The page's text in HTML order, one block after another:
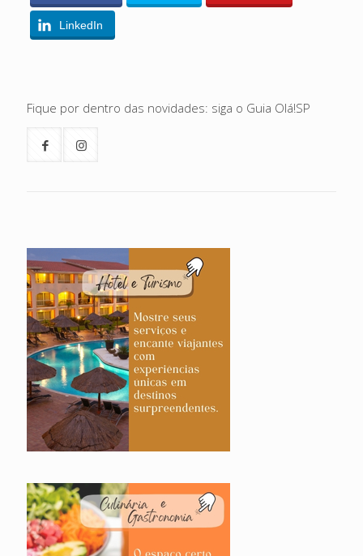
LinkedIn
Fique por dentro das novidades: siga o Guia Olá!SP